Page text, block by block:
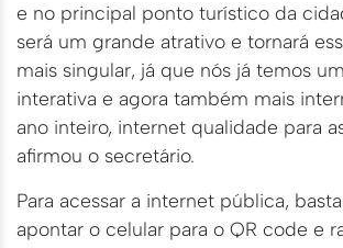
e no principal ponto turístico da
será um grande atrativo e tornará
mais singular, já que nós já temos
interativa e agora também mais
ano inteiro, internet qualidade para
afirmou o secretário.
Para acessar a internet pública,
apontar o celular para o QR code e